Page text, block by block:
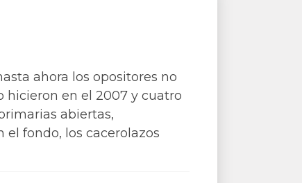
ahora los opositores no
hicieron en el 2007 y cuatro
abiertas,
el fondo, los cacerolazos